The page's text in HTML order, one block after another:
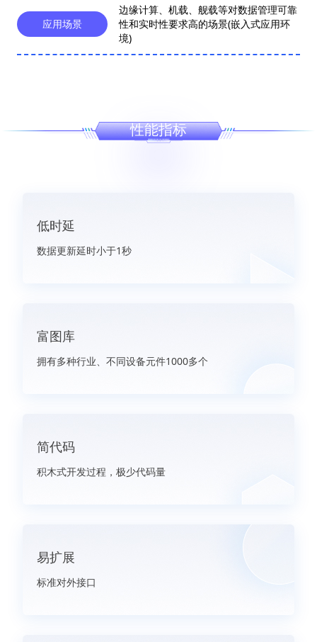
应用场景
边缘计算、机载、舰载等对数据管理可靠
性和实时性要求高的场景(嵌入式应用环
境)
性能指标
低时延
数据更新延时小于1秒
富图库
拥有多种行业、不同设备元件1000多个
简代码
积木式开发过程，极少代码量
易扩展
标准对外接口